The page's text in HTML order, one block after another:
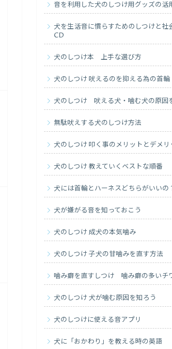
音を利用した犬のしつけ用グッズの活
犬を生活音に慣らすためのしつけと社
CD
犬のしつけ本 上手な選び方
犬のしつけ 吠えるのを抑える為の首輪
犬のしつけ 吠える犬・噛む犬の原因
無駄吠えする犬のしつけ方法
犬のしつけ 叩く事のメリットとデメリ
犬のしつけ 教えていくベストな順番
犬には首輪とハーネスどちらがいいの
犬が嫌がる音を知っておこう
犬のしつけ 成犬の本気噛み
犬のしつけ 子犬の甘噛みを直す方法
噛み癖を直すしつけ 噛み癖の多いチ
犬のしつけ 犬が噛む原因を知ろう
犬のしつけに使える音アプリ
犬に「おかわり」を教える時の英語